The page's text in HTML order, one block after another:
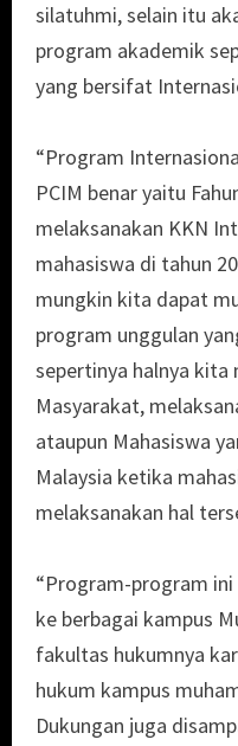
silatuhmi, selain itu
program akademik
yang bersifat
“Program
PCIM benar yaitu
melaksanakan KKN
mahasiswa di tahun
mungkin kita dapat
program unggulan
sepertinya halnya kita
Masyarakat,
ataupun Mahasiswa
Malaysia ketika
melaksanakan hal
“Program-program
ke berbagai kampus
fakultas hukumnya
hukum kampus
Dukungan juga